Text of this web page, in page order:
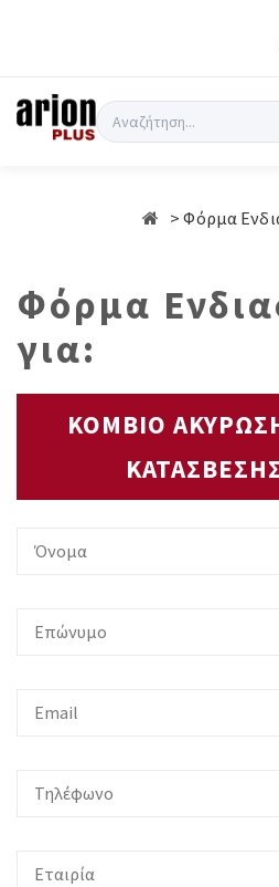
Σύνδεση χρήση
Αναζήτηση
Φόρμα
Φόρμα
για:
ΚΟΜΒΙΟ